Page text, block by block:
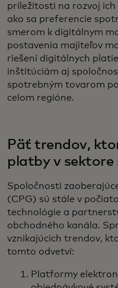
príležitosti na rozvoj
ako sa preferencie
smerom k digitálnym
postavenia majiteľov
riešení digitálnych
inštitúciám aj
spotrebným tovarom
celom regióne.
Päť trendov,
platby v
Spoločnosti
(CPG) sú stále v
technológie a
obchodného kanála.
vznikajúcich trendov,
tomto odvetví:
Platformy